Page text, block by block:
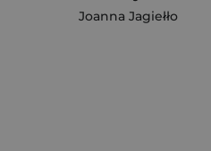
Joanna Jagiełło